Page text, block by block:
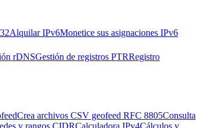
Alquilar IPv6Monetice sus asignaciones IPv6
rDNSGestión de registros PTRRegistro
Crea archivos CSV geofeed RFC 8805Consulta
y rangos CIDRCalculadora IPv4Cálculos y